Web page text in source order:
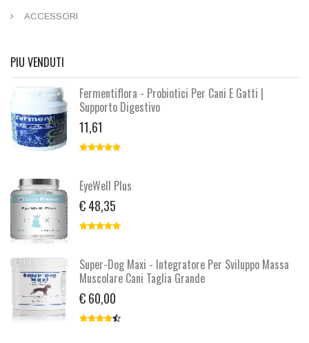
ACCESSORI
PIU VENDUTI
Fermentiflora - Probiotici Per Cani E Gatti |
Supporto Digestivo
11,61
EyeWell Plus
€ 48,35
Super-Dog Maxi - Integratore Per Sviluppo Massa
Muscolare Cani Taglia Grande
€ 60,00